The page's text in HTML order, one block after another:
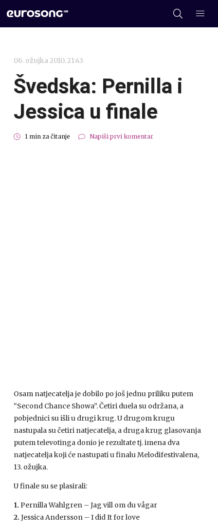
06. ožujka 2010. 21:43
Švedska: Pernilla i
Jessica u finale
1 min za čitanje Napiši prvi komentar
Osam natjecatelja je dobilo po još jednu priliku putem
“Second Chance Showa”. Četiri duela su održana, a
pobjednici su išli u drugi krug. U drugom krugu
nastupala su četiri natjecatelja, a druga krug glasovanja
putem televotinga donio je rezultate tj. imena dva
natjecatelja koji će nastupati u finalu Melodifestivalena,
13. ožujka.
U finale su se plasirali:
1. Pernilla Wahlgren – Jag vill om du vågar
2. Jessica Andersson – I did It for love